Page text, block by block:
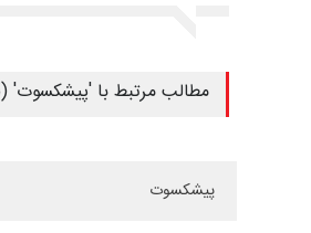
مطالب مرتبط با 'پیشکسوت' (25)